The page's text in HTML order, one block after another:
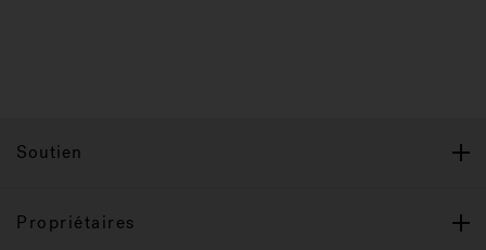
Soutien
Propriétaires